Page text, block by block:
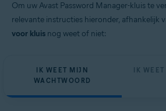
Om uw Avast Password Manager-kluis te
relevante instructies hieronder, afhankelijk
voor kluis nog weet of niet:
IK WEET MIJN
WACHTWOORD
IK